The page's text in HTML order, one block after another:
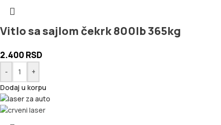
Vitlo sa sajlom čekrk 800lb 365kg
2.400 RSD
-
+
Dodaj u korpu